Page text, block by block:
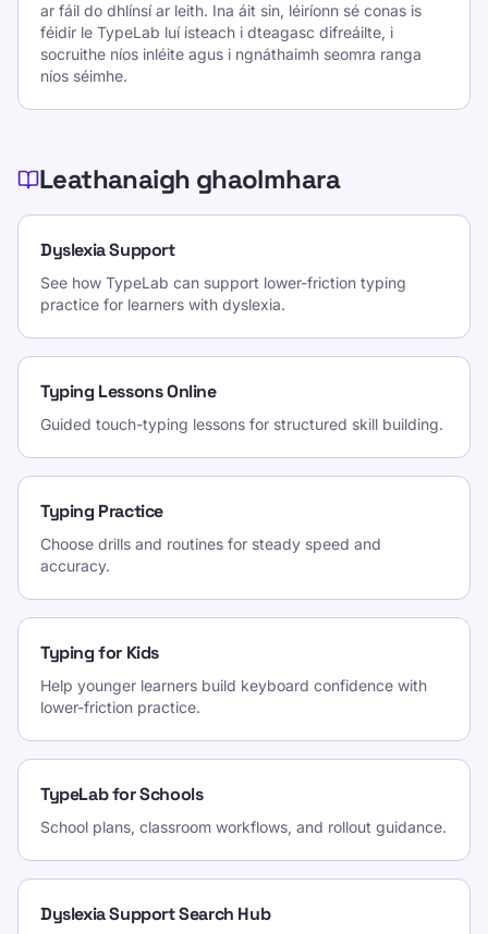
ar fáil do dhlínsí ar leith. Ina áit sin, léiríonn sé conas is
féidir le TypeLab luí isteach i dteagasc difreáilte, i
socruithe níos inléite agus i ngnáthaimh seomra ranga
níos séimhe.
Leathanaigh ghaolmhara
Dyslexia Support
See how TypeLab can support lower-friction typing
practice for learners with dyslexia.
Typing Lessons Online
Guided touch-typing lessons for structured skill building.
Typing Practice
Choose drills and routines for steady speed and
accuracy.
Typing for Kids
Help younger learners build keyboard confidence with
lower-friction practice.
TypeLab for Schools
School plans, classroom workflows, and rollout guidance.
Dyslexia Support Search Hub